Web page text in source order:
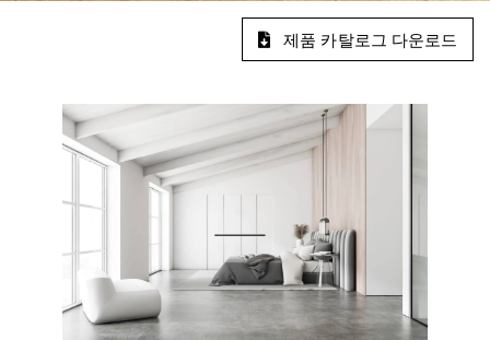
제품 카탈로그 다운로드